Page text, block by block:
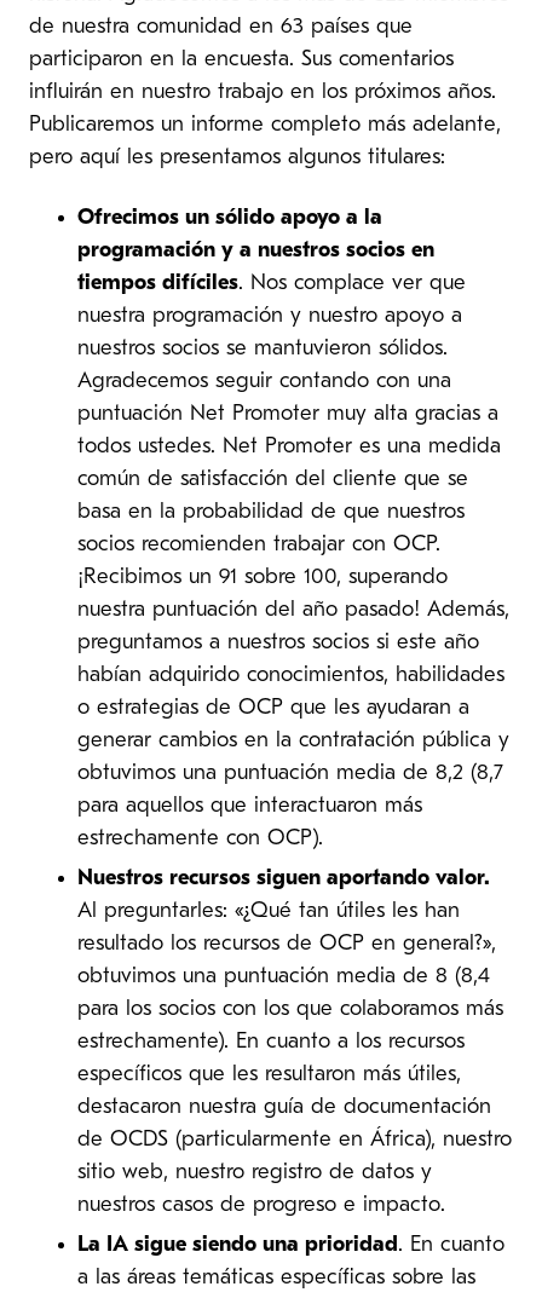
de nuestra comunidad en 63 países que
participaron en la encuesta. Sus comentarios
influirán en nuestro trabajo en los próximos años.
Publicaremos un informe completo más adelante,
pero aquí les presentamos algunos titulares:
Ofrecimos un sólido apoyo a la
programación y a nuestros socios en
tiempos difíciles. Nos complace ver que
nuestra programación y nuestro apoyo a
nuestros socios se mantuvieron sólidos.
Agradecemos seguir contando con una
puntuación Net Promoter muy alta gracias a
todos ustedes. Net Promoter es una medida
común de satisfacción del cliente que se
basa en la probabilidad de que nuestros
socios recomienden trabajar con OCP.
¡Recibimos un 91 sobre 100, superando
nuestra puntuación del año pasado! Además,
preguntamos a nuestros socios si este año
habían adquirido conocimientos, habilidades
o estrategias de OCP que les ayudaran a
generar cambios en la contratación pública y
obtuvimos una puntuación media de 8,2 (8,7
para aquellos que interactuaron más
estrechamente con OCP).
Nuestros recursos siguen aportando valor.
Al preguntarles: «¿Qué tan útiles les han
resultado los recursos de OCP en general?»,
obtuvimos una puntuación media de 8 (8,4
para los socios con los que colaboramos más
estrechamente). En cuanto a los recursos
específicos que les resultaron más útiles,
destacaron nuestra guía de documentación
de OCDS (particularmente en África), nuestro
sitio web, nuestro registro de datos y
nuestros casos de progreso e impacto.
La IA sigue siendo una prioridad. En cuanto
a las áreas temáticas específicas sobre las